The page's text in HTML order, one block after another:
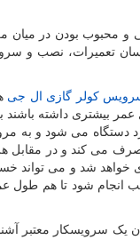
محبوب بودن در میان
تعمیرات، نصب و
کولر گازی ال جی
عمر بیشتری داشته
می شود و به
می کند و در مقابل
خواهد شد و می تواند
انجام شود تا هم طول
یک سرویسکار معتبر